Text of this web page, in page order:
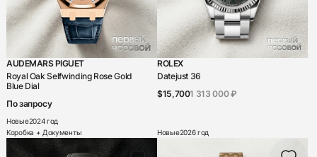
AUDEMARS PIGUET
Royal Oak Selfwinding Rose Gold
Blue Dial
По запросу
Новые2024 год
Коробка + Документы
ROLEX
Datejust 36
$15,7001 313 000 ₽
Новые2026 год